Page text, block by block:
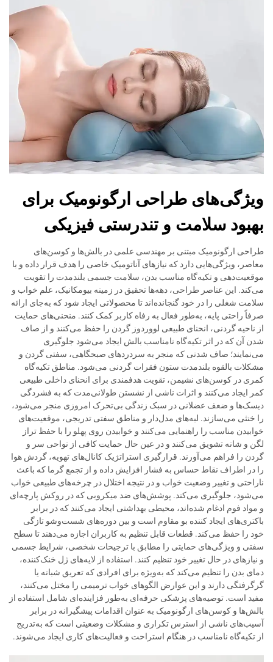
ویژگی‌های طراحی ارگونومیک برای
بهبود سلامت و تندرستی فیزیکی
طراحی ارگونومیک مبتنی بر مهندسی علمی در بالش‌ها و کوسن‌های
معاصر، ویژگی‌هایی دارد که نیازهای آناتومیک خاصی را هدف قرار داده و با
موقعیت‌دهی و تکیه‌گاه مناسب بدن، سلامت جسمی بلندمدت را تقویت
می‌کند. این عناصر طراحی، دهه‌ها تحقیق در زمینه بیومکانیک، علم خواب و
سلامت شغلی را در خود گنجانده‌اند تا محصولاتی ایجاد شود که به‌جای ارائه
صرفاً راحتی پایه، به‌طور فعال به رفاه کاربر کمک کنند. منحنی‌های حمایت
از ناحیه گردنی، انحنای طبیعی لووردوز گردن را حفظ می‌کنند و از صاف
شدن آن که در اثر تکیه‌گاه نامناسب بالش ایجاد می‌شود جلوگیری
می‌نمایند؛ صاف شدنی که منجر به سردردهای صبحگاهی، سفتی گردن و
مشکلات بالقوه بلندمدت ستون فقرات گردنی می‌شود. مناطق تکیه‌گاه
کمری در کوسن‌های نشیمن، تقویت هدفمندی برای انحنای داخلی طبیعی
کمر ایجاد می‌کنند و اثرات ناشی از نشستن طولانی‌مدت که به فشردگی
دیسک‌ها و ضعف عضلانی در سبک زندگی بی‌تحرک امروزی منجر می‌شود،
را خنثی می‌سازند. لبه‌های مدل‌دار و مناطق سفتی تدریجی، موقعیت‌های
خوابیدن مناسب را راهنمایی می‌کنند و خوابیدن روی پهلو را با حفظ تراز
لگن و شانه تشویق می‌کنند و در عین حال حمایت کافی از نواحی سر و
گردن را فراهم می‌آورند. قرارگیری استراتژیک کانال‌های تهویه، گردش هوا
را در اطراف نقاط حساس به فشار افزایش داده و از تجمع گرما که باعث
ناراحتی و تغییر وضعیت خواب و در نتیجه اختلال در چرخه‌های طبیعی خواب
می‌شود، جلوگیری می‌کند. پوشش‌های ضد میکروبی که در روکش پارچه‌ای
و مواد فوم ادغام شده‌اند، محیطی بهداشتی ایجاد می‌کنند که در برابر
باکتری‌های ایجاد کننده بو مقاوم است و بین دوره‌های شست‌وشو تازگی
خود را حفظ می‌کند. قطعات قابل تنظیم به کاربران اجازه می‌دهند تا سطح
سفتی و ویژگی‌های حمایتی را مطابق با ترجیحات شخصی، شرایط جسمی
و نیازهای در حال تغییر خود تنظیم کنند. استفاده از لایه‌های ژل خنک‌کننده،
دمای بدن را تنظیم می‌کند که به‌ویژه برای افرادی که تعریق شبانه یا
گرگرفتگی دارند و این عوارض الگوهای خواب ترمیمی را مختل می‌کنند،
مفید است. توصیه‌های پزشکی حرفه‌ای به‌طور فزاینده‌ای شامل استفاده از
بالش‌ها و کوسن‌های ارگونومیک به عنوان اقدامات پیشگیرانه در برابر
آسیب‌های ناشی از استرس تکراری و مشکلات وضعیتی است که به‌تدریج
از تکیه‌گاه نامناسب در هنگام استراحت و فعالیت‌های کاری ایجاد می‌شوند.